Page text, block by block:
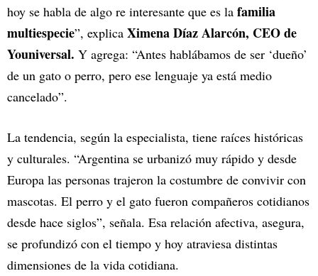
hoy se habla de algo re interesante que es la familia
multiespecie”, explica Ximena Díaz Alarcón, CEO de
Youniversal. Y agrega: “Antes hablábamos de ser ‘dueño’
de un gato o perro, pero ese lenguaje ya está medio
cancelado”.
La tendencia, según la especialista, tiene raíces históricas
y culturales. “Argentina se urbanizó muy rápido y desde
Europa las personas trajeron la costumbre de convivir con
mascotas. El perro y el gato fueron compañeros cotidianos
desde hace siglos”, señala. Esa relación afectiva, asegura,
se profundizó con el tiempo y hoy atraviesa distintas
dimensiones de la vida cotidiana.